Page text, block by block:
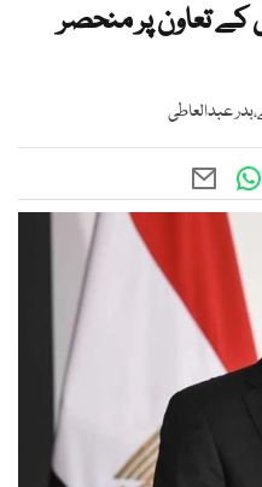
کے تعاون پر منحصر
عبدالعاطی